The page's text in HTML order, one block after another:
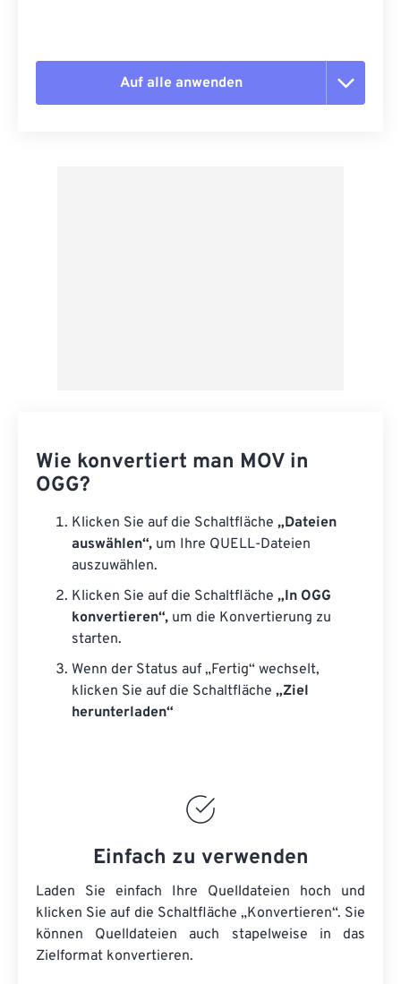
Auf alle anwenden
Wie konvertiert man MOV in
OGG?
Klicken Sie auf die Schaltfläche „Dateien
auswählen“, um Ihre QUELL-Dateien
auszuwählen.
Klicken Sie auf die Schaltfläche „In OGG
konvertieren“, um die Konvertierung zu
starten.
Wenn der Status auf „Fertig“ wechselt,
klicken Sie auf die Schaltfläche „Ziel
herunterladen“
Einfach zu verwenden
Laden Sie einfach Ihre Quelldateien hoch und
klicken Sie auf die Schaltfläche „Konvertieren“. Sie
können Quelldateien auch stapelweise in das
Zielformat konvertieren.